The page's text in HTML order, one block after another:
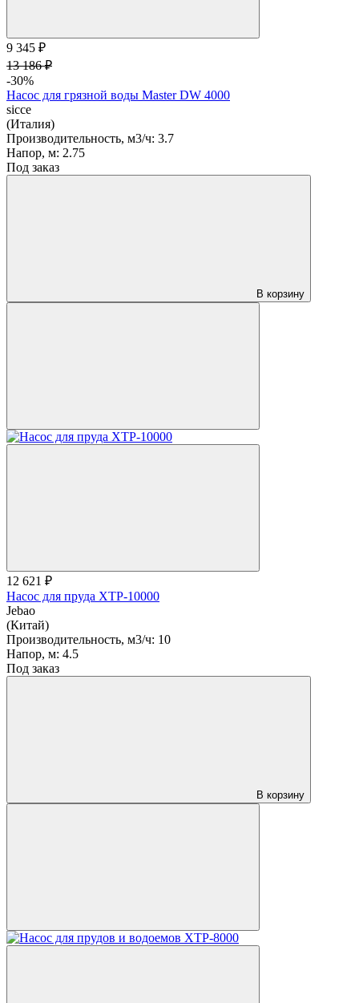
9 345 ₽
13 186 ₽
-30%
Насос для грязной воды Master DW 4000
sicce
(Италия)
Производительность, м3/ч: 3.7
Напор, м: 2.75
Под заказ
В корзину
12 621 ₽
Насос для пруда XTP-10000
Jebao
(Китай)
Производительность, м3/ч: 10
Напор, м: 4.5
Под заказ
В корзину